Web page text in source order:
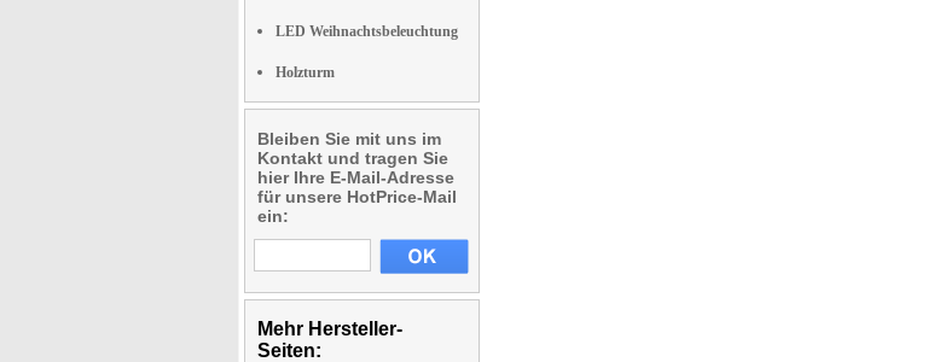
LED Weihnachtsbeleuchtung
Holzturm
Bleiben Sie mit uns im
Kontakt und tragen Sie
hier Ihre E-Mail-Adresse
für unsere HotPrice-Mail
ein:
Mehr Hersteller-
Seiten: